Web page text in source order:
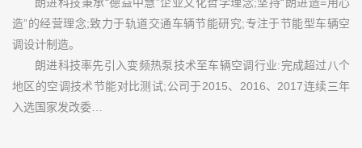
造”的经营理念;致力于轨道交通车辆节能研究;专注于节能型车辆空
调设计制造。
朗进科技率先引入变频热泵技术至车辆空调行业:完成超过八个
地区的空调技术节能对比测试;公司于2015、2016、2017连续三年
入选国家发改委…